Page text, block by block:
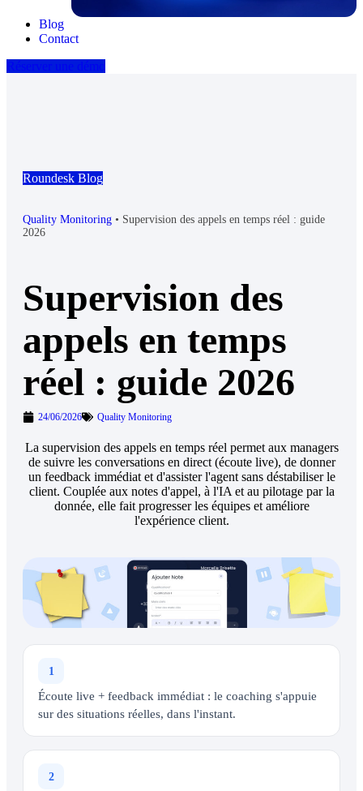
Blog
Contact
Réserver une démo
Roundesk Blog
Quality Monitoring • Supervision des appels en temps réel : guide
2026
Supervision des
appels en temps
réel : guide 2026
24/06/2026 Quality Monitoring
La supervision des appels en temps réel permet aux managers
de suivre les conversations en direct (écoute live), de donner
un feedback immédiat et d'assister l'agent sans déstabiliser le
client. Couplée aux notes d'appel, à l'IA et au pilotage par la
donnée, elle fait progresser les équipes et améliore
l'expérience client.
1
Écoute live + feedback immédiat : le coaching s'appuie
sur des situations réelles, dans l'instant.
2